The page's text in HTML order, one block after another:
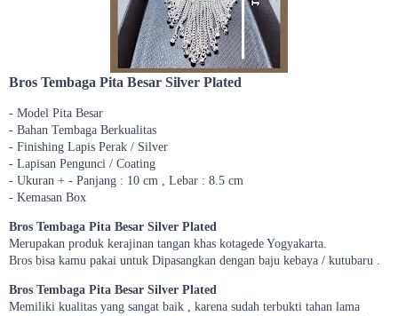
Bros Tembaga Pita Besar Silver Plated
- Model Pita Besar
- Bahan Tembaga Berkualitas
- Finishing Lapis Perak / Silver
- Lapisan Pengunci / Coating
- Ukuran + - Panjang : 10 cm , Lebar : 8.5 cm
- Kemasan Box
Bros Tembaga Pita Besar Silver Plated
Merupakan produk kerajinan tangan khas kotagede Yogyakarta.
Bros bisa kamu pakai untuk Dipasangkan dengan baju kebaya / kutubaru .
Bros Tembaga Pita Besar Silver Plated
Memiliki kualitas yang sangat baik , karena sudah terbukti tahan lama